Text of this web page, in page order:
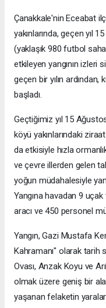
Çanakkale'nin Eceabat
yakınlarında, geçen yıl
(yaklaşık 980 futbol
etkileyen yangının izleri
geçen bir yılın
başladı.
Geçtiğimiz yıl 15
köyü yakınlarındaki
da etkisiyle hızla
ve çevre illerden gelen
yoğun müdahalesiyle
Yangına havadan 9
aracı ve 450 personel
Yangın, Gazi Mustafa
Kahramanı" olarak tarih
Ovası, Anzak Koyu ve
olmak üzere geniş bir
yaşanan felaketin